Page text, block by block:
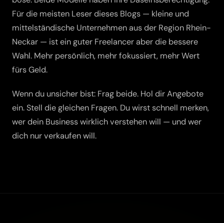
Für die meisten Leser dieses Blogs — kleine und
mittelständische Unternehmen aus der Region Rhein-
Neckar — ist ein guter Freelancer aber die bessere
Wahl. Mehr persönlich, mehr fokussiert, mehr Wert
fürs Geld.
Wenn du unsicher bist: Frag beide. Hol dir Angebote
ein. Stell die gleichen Fragen. Du wirst schnell merken,
wer dein Business wirklich verstehen will — und wer
dich nur verkaufen will.